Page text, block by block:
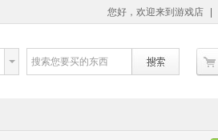
您好，欢迎来到游戏店
搜索您要买的东西